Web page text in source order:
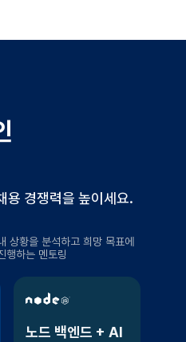
용 경쟁력을 높이세요.
상황을 분석하고 희망 목표에
행하는 멘토링
노드 백엔드 + AI